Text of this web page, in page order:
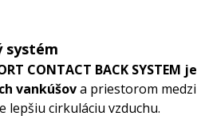
systém
CONTACT BACK SYSTEM je
vankúšova priestorom medzi
lepšiu cirkuláciu vzduchu.